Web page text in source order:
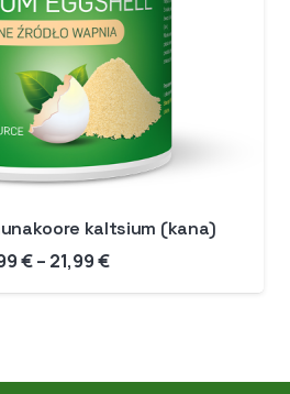
kaltsium (kana)
€ – 21,99€Hinnavahemik:
9,99 €